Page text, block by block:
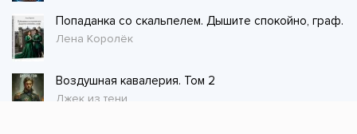
Попаданка со скальпелем. Дышите спокойно, граф.
Лена Королёк
Воздушная кавалерия. Том 2
Джек из тени